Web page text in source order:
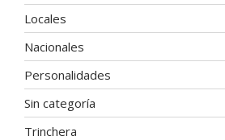
Locales
Nacionales
Personalidades
Sin categoría
Trinchera